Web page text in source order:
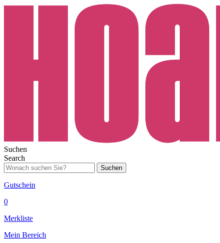
Suchen
Search
Suchen
Gutschein
0
Merkliste
Mein Bereich